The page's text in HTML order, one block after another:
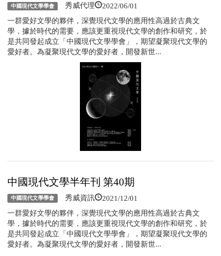
中國現代文學學會 秀威代理 2022/06/01
一群愛好文學的夥伴，深覺現代文學的應用性高過於古典文
學，據於時代的需要，應該更重視現代文學的創作和研究，於
是共同發起成立「中國現代文學學會」，期望凝聚現代文學的
愛好者。為凝聚現代文學的愛好者，開發新世...
中國現代文學半年刊 第40期
中國現代文學學會 秀威資訊 2021/12/01
一群愛好文學的夥伴，深覺現代文學的應用性高過於古典文
學，據於時代的需要，應該更重視現代文學的創作和研究，於
是共同發起成立「中國現代文學學會」，期望凝聚現代文學的
愛好者。為凝聚現代文學的愛好者，開發新世...